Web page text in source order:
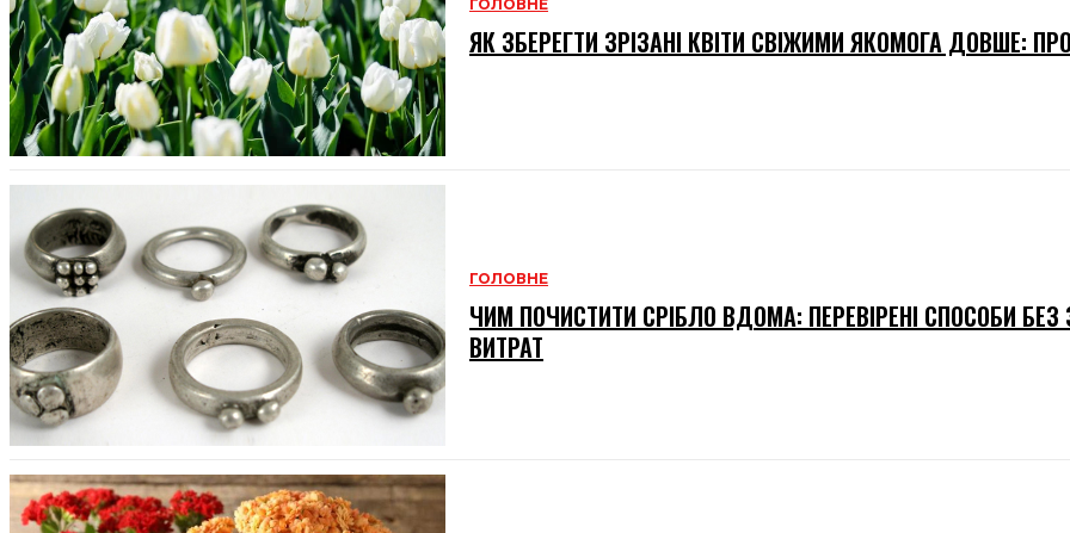
ГОЛОВНЕ
ЯК ЗБЕРЕГТИ ЗРІЗАНІ КВІТИ СВІЖИМИ ЯКОМОГА ДОВШЕ:
ГОЛОВНЕ
ЧИМ ПОЧИСТИТИ СРІБЛО ВДОМА: ПЕРЕВІРЕНІ СПОСОБИ БЕЗ
ВИТРАТ